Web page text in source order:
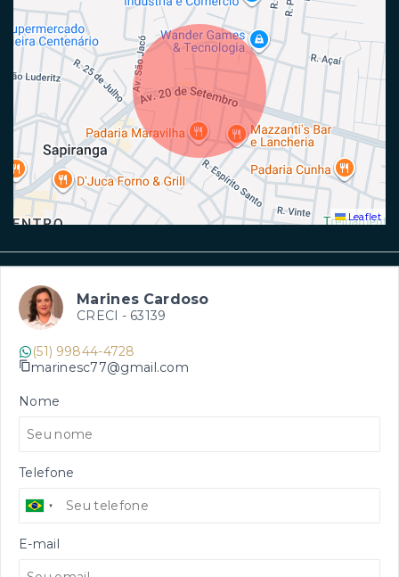
Leaflet
Marines Cardoso
CRECI - 63139
(51) 99844-4728
marinesc77@gmail.com
Nome
Telefone
E-mail